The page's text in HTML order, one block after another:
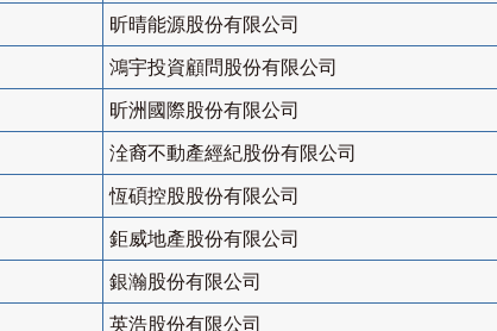
昕晴能源股份有限公司
鴻宇投資顧問股份有限公司
昕洲國際股份有限公司
洤裔不動產經紀股份有限公司
恆碩控股股份有限公司
鉅威地產股份有限公司
銀瀚股份有限公司
英浩股份有限公司